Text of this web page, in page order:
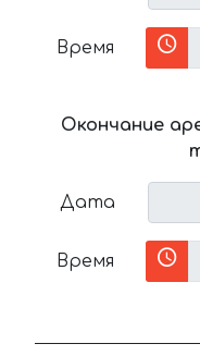
Время
Окончание
Дата
Время